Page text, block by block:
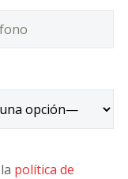
política de